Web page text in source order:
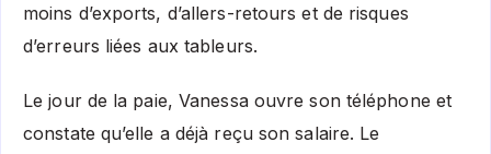
moins d’exports, d’allers-retours et de risques
d’erreurs liées aux tableurs.
Le jour de la paie, Vanessa ouvre son téléphone et
constate qu’elle a déjà reçu son salaire. Le